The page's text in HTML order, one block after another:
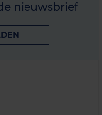
nieuwsbrief